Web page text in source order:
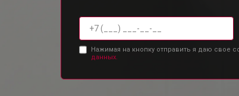
Нажимая на кнопку отправить я даю свое
данных.